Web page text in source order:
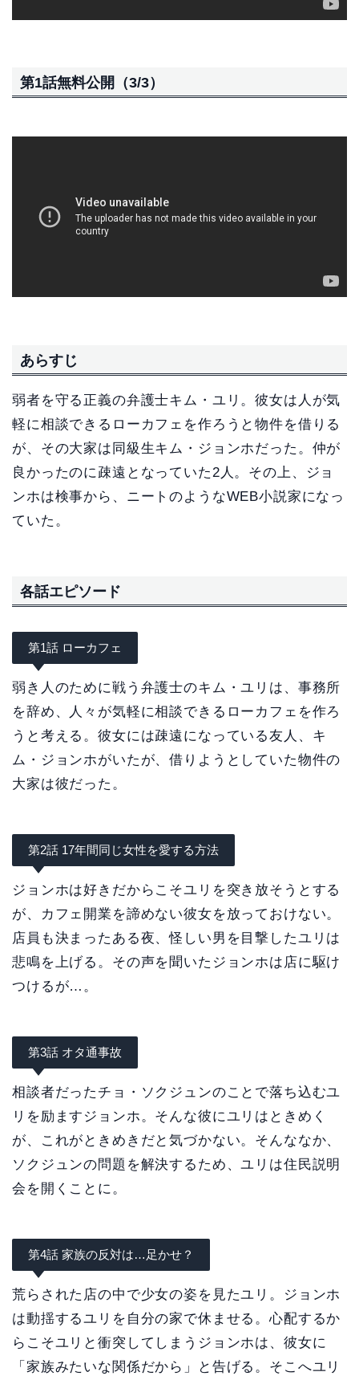
第1話無料公開（3/3）
あらすじ
弱者を守る正義の弁護士キム・ユリ。彼女は人が気
軽に相談できるローカフェを作ろうと物件を借りる
が、その大家は同級生キム・ジョンホだった。仲が
良かったのに疎遠となっていた2人。その上、ジョ
ンホは検事から、ニートのようなWEB小説家になっ
ていた。
各話エピソード
第1話 ローカフェ
弱き人のために戦う弁護士のキム・ユリは、事務所
を辞め、人々が気軽に相談できるローカフェを作ろ
うと考える。彼女には疎遠になっている友人、キ
ム・ジョンホがいたが、借りようとしていた物件の
大家は彼だった。
第2話 17年間同じ女性を愛する方法
ジョンホは好きだからこそユリを突き放そうとする
が、カフェ開業を諦めない彼女を放っておけない。
店員も決まったある夜、怪しい男を目撃したユリは
悲鳴を上げる。その声を聞いたジョンホは店に駆け
つけるが…。
第3話 オタ通事故
相談者だったチョ・ソクジュンのことで落ち込むユ
リを励ますジョンホ。そんな彼にユリはときめく
が、これがときめきだと気づかない。そんななか、
ソクジュンの問題を解決するため、ユリは住民説明
会を開くことに。
第4話 家族の反対は…足かせ？
荒らされた店の中で少女の姿を見たユリ。ジョンホ
は動揺するユリを自分の家で休ませる。心配するか
らこそユリと衝突してしまうジョンホは、彼女に
「家族みたいな関係だから」と告げる。そこへユリ